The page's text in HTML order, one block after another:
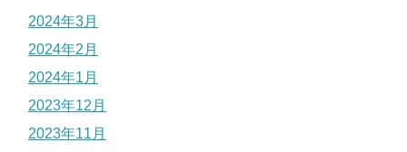
2024年3月
2024年2月
2024年1月
2023年12月
2023年11月